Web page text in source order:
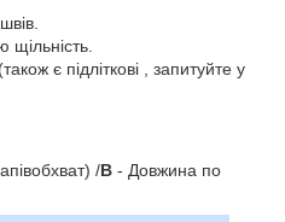
є підліткові , запитуйте у
/B - Довжина по